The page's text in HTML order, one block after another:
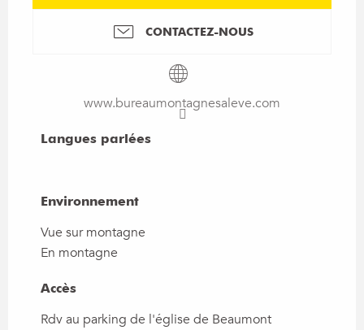
CONTACTEZ-NOUS
www.bureaumontagnesaleve.com
Langues parlées
Langues parlées
Environnement
Environnement
Vue sur montagne
En montagne
Accès
Accès
Rdv au parking de l'église de Beaumont